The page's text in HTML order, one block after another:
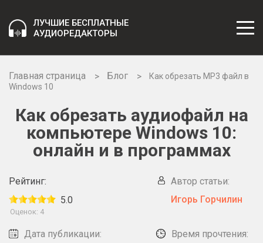
ЛУЧШИЕ БЕСПЛАТНЫЕ
АУДИОРЕДАКТОРЫ
Главная страница Блог
Как обрезать MP3 файл в
Windows 10
Как обрезать аудиофайл на
компьютере Windows 10:
онлайн и в программах
Рейтинг:
5.0
Оценок: 4
Автор статьи:
Игорь Горчилин
Дата публикации:
Время прочтения: